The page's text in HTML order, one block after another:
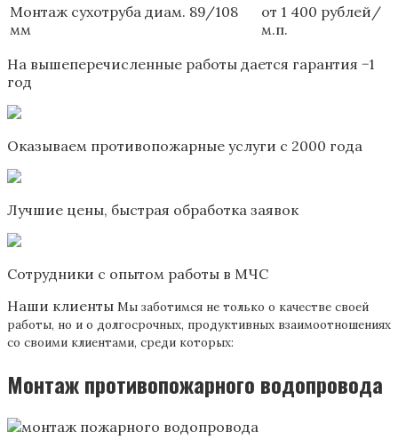
Монтаж сухотруба диам. 89/108
мм
от 1 400 рублей/
м.п.
На вышеперечисленные работы дается гарантия −1
год
Оказываем противопожарные услуги с 2000 года
Лучшие цены, быстрая обработка заявок
Сотрудники с опытом работы в МЧС
Наши клиенты Мы заботимся не только о качестве своей
работы, но и о долгосрочных, продуктивных взаимоотношениях
со своими клиентами, среди которых:
Монтаж противопожарного водопровода